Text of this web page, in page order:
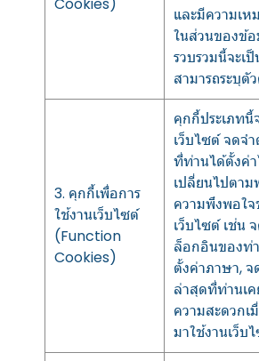
และมีความเ
ในส่วนของข้
รวบรวมนี้จะเ
สามารถระบุตั
3. คุกกี้เพื่อการ
ใช้งานเว็บไซต์
(Function
Cookies)
คุกกี้ประเภทนี้
เว็บไซต์ จดจ
ที่ท่านได้ตั้งค่า
เปลี่ยนไปตา
ความพึงพอใ
เว็บไซต์ เช่น
ล็อกอินของท่
ตั้งค่าภาษา,
ล่าสุดที่ท่านเ
ความสะดวกเ
มาใช้งานเว็บ